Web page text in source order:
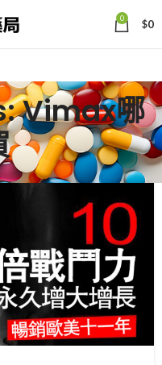
0 $0
Vimax哪